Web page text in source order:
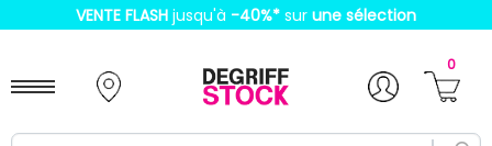
VENTE FLASH jusqu'à -40%* sur une sélection
0